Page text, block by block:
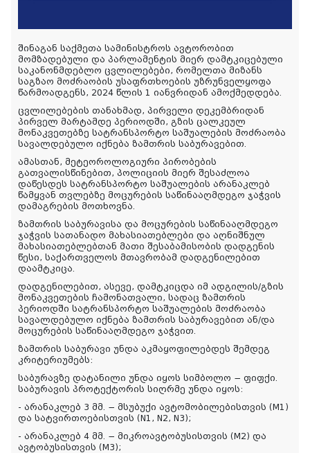
შინაგან საქმეთა სამინისტროს ავტორობით
მომზადებული და პარლამენტის მიერ დამტკიცებული
საკანონმდებლო ცვლილებები, რომელთა მიზანს
საგზაო მოძრაობის უსაფრთხოების უზრუნველყოფა
წარმოადგენს, 2024 წლის 1 იანვრიდან ამოქმედდება.
ცვლილებების თანახმად, პირველი დეკემბრიდან
პირველ მარტამდე პერიოდში, გზის ცალკეულ
მონაკვეთებზე სატრანსპორტო საშუალების მოძრაობა
სავალდებულო იქნება ზამთრის საბურავებით.
ამასთან, მეტეოროლოგიური პირობების
გათვალისწინებით, პოლიციის მიერ შესაძლოა
დაწესდეს სატრანსპორტო საშუალების არანაკლებ
წამყვან თვლებზე მოცურების საწინააღმდეგო ჯაჭვის
დამაგრების მოთხოვნა.
ზამთრის საბურავისა და მოცურების საწინააღმდეგო
ჯაჭვის სათანადო მახასიათებლები და აღნიშნულ
მახასიათებლებთან მათი შესაბამისობის დადგენის
წესი, საქართველოს მთავრობამ დადგენილებით
დაამტკიცა.
დადგენილებით, ასევე, დამტკიცდა იმ ადგილის/გზის
მონაკვეთების ჩამონათვალი, სადაც ზამთრის
პერიოდში სატრანსპორტო საშუალების მოძრაობა
სავალდებულო იქნება ზამთრის საბურავებით ან/და
მოცურების საწინააღმდეგო ჯაჭვით.
ზამთრის საბურავი უნდა აკმაყოფილებდეს შემდეგ
კრიტერიუმებს:
საბურავზე დატანილი უნდა იყოს სიმბოლო − ფიფქი.
საბურავის პროტექტორის სიღრმე უნდა იყოს:
- არანაკლებ 3 მმ. − მსუბუქი ავტომობილებისთვის (M1 )
და სატვირთოებისთვის (N1 , N2, N3);
- არანაკლებ 4 მმ. − მიკროავტობუსისთვის (M2) და
ავტობუსისთვის (M3);